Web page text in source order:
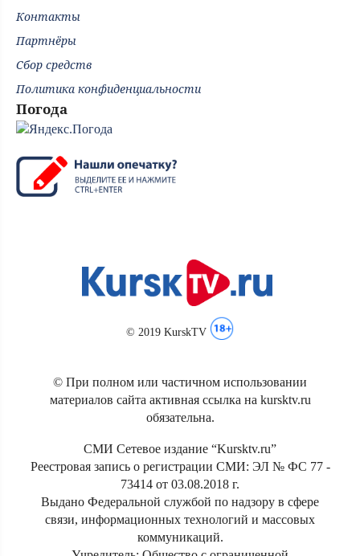
Контакты
Партнёры
Сбор средств
Политика конфиденциальности
Погода
© 2019 KurskTV
© При полном или частичном использовании
материалов сайта активная ссылка на kursktv.ru
обязательна.
СМИ Сетевое издание “Kursktv.ru”
Реестровая запись о регистрации СМИ: ЭЛ № ФС 77 -
73414 от 03.08.2018 г.
Выдано Федеральной службой по надзору в сфере
связи, информационных технологий и массовых
коммуникаций.